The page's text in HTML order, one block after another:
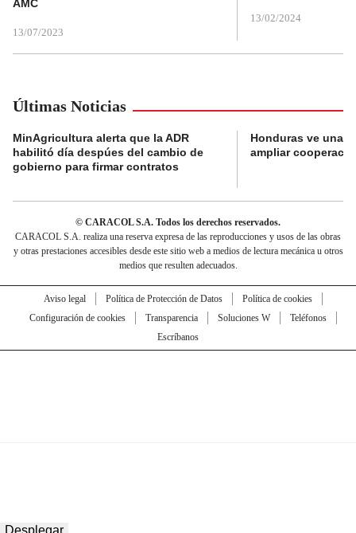
AMC
13/07/2023
13/02/2024
Últimas Noticias
MinAgricultura alerta que la ADR
habilitó día despúes del cambio de
gobierno para firmar contratos
Honduras ve una
ampliar
© CARACOL S.A. Todos los derechos reservados.
CARACOL S.A. realiza una reserva expresa de las reproducciones y usos de las obras
y otras prestaciones accesibles desde este sitio web a medios de lectura mecánica u otros
medios que resulten adecuados.
Aviso legal Política de Protección de Datos
Política de cookies
Configuración de cookies
Transparencia Soluciones W
Teléfonos
Escríbanos